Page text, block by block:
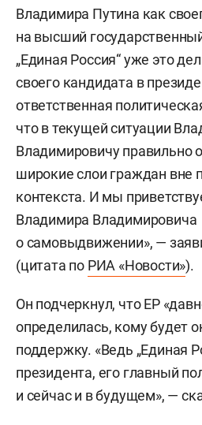
Владимира Путина как
на высший
„Единая Россия“ уже это
своего кандидата в
ответственная
что в текущей ситуации
Владимировичу правильно
широкие слои граждан вне
контекста. И мы
Владимира Владимировича
о самовыдвижении», —
(цитата по РИА «Новости»).
Он подчеркнул, что ЕР
определилась, кому будет
поддержку. «Ведь „Единая
президента, его главный
и сейчас и в будущем», —